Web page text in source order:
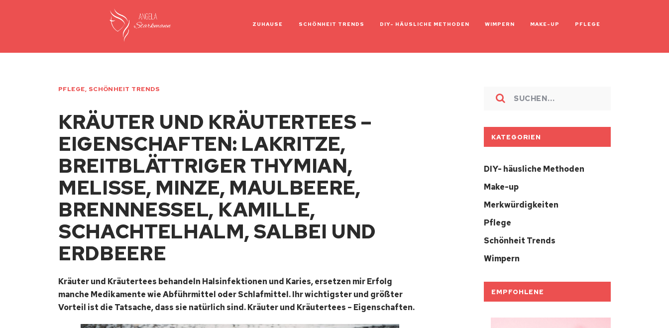
ZUHAUSE SCHÖNHEIT TRENDS DIY- HÄUSLICHE METHODEN WIMPERN MAKE-UP PFLEGE
PFLEGE, SCHÖNHEIT TRENDS
KRÄUTER UND KRÄUTERTEES –
EIGENSCHAFTEN: LAKRITZE,
BREITBLÄTTRIGER THYMIAN,
MELISSE, MINZE, MAULBEERE,
BRENNNESSEL, KAMILLE,
SCHACHTELHALM, SALBEI UND
ERDBEERE
Kräuter und Kräutertees behandeln Halsinfektionen und Karies, ersetzen mir Erfolg
manche Medikamente wie Abführmittel oder Schlafmittel. Ihr wichtigster und größter
Vorteil ist die Tatsache, dass sie natürlich sind. Kräuter und Kräutertees – Eigenschaften.
KATEGORIEN
DIY- häusliche Methoden
Make-up
Merkwürdigkeiten
Pflege
Schönheit Trends
Wimpern
EMPFOHLENE